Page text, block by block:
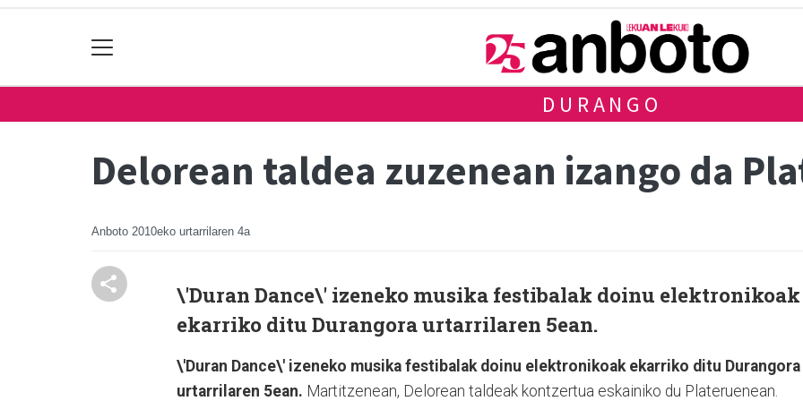
DURANGO
Delorean taldea zuzenean izango da
Anboto 2010eko urtarrilaren 4a
\'Duran Dance\' izeneko musika festibalak doinu elektronikoak
ekarriko ditu Durangora urtarrilaren 5ean.
\'Duran Dance\' izeneko musika festibalak doinu elektronikoak ekarriko ditu Durangora
urtarrilaren 5ean. Martitzenean, Delorean taldeak kontzertua eskainiko du Plateruenean.